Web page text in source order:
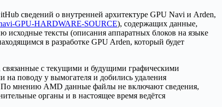
сведений о внутренней архитектуре GPU Navi и Arden,
GPU-HARDWARE-SOURCE), содержащих данные,
исходные тексты (описания аппаратных блоков на языке
в разработке GPU Arden, который будет
связанные с текущими и будущими графическими
поводу у вымогателя и добились удаления
По мнению AMD данные файлы не включают сведения,
органы и в настоящее время ведётся